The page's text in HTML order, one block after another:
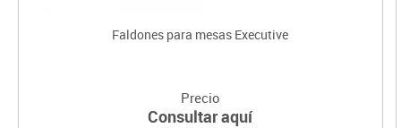
Faldones para mesas Executive
Precio
Consultar aquí